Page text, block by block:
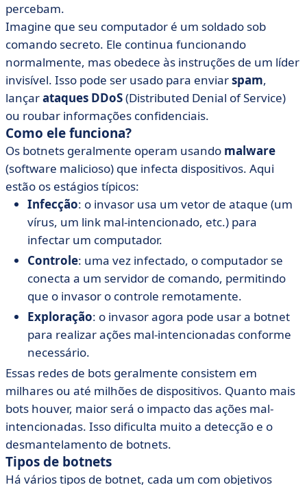
percebam.
Imagine que seu computador é um soldado sob
comando secreto. Ele continua funcionando
normalmente, mas obedece às instruções de um líder
invisível. Isso pode ser usado para enviarspam,
lançarataques DDoS(Distributed Denial of Service)
ou roubar informações confidenciais.
Como ele funciona?
Os botnets geralmente operam usando malware
(software malicioso) que infecta dispositivos. Aqui
estão os estágios típicos:
Infecção: o invasor usa um vetor de ataque (um
vírus, um link mal-intencionado, etc.) para
infectar um computador.
Controle: uma vez infectado, o computador se
conecta a um servidor de comando, permitindo
que o invasor o controle remotamente.
Exploração: o invasor agora pode usar a botnet
para realizar ações mal-intencionadas conforme
necessário.
Essas redes de bots geralmente consistem em
milhares ou até milhões de dispositivos. Quanto mais
bots houver, maior será o impacto das ações mal-
intencionadas. Isso dificulta muito a detecção e o
desmantelamento de botnets.
Tipos de botnets
Há vários tipos de botnet, cada um com objetivos